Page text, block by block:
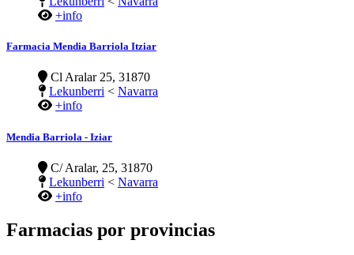
+info
Farmacia Mendia Barriola Itziar
Cl Aralar 25, 31870
Lekunberri < Navarra
+info
Mendia Barriola - Iziar
C/ Aralar, 25, 31870
Lekunberri < Navarra
+info
Farmacias por provincias